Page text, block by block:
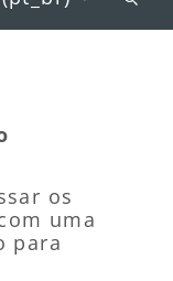
os
uma
para